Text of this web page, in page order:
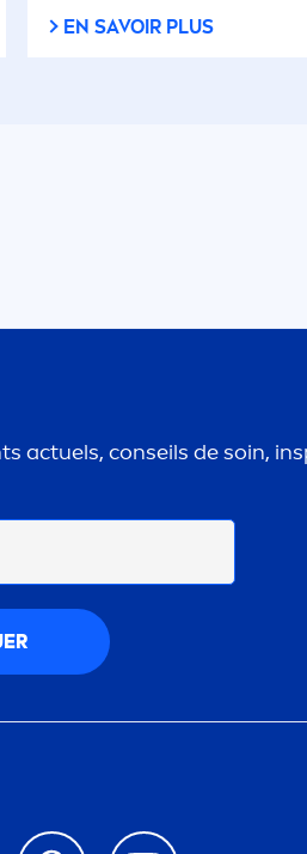
EN SAVOIR PLUS
actuels, conseils de soin,